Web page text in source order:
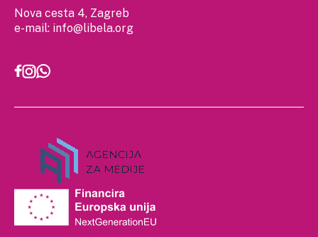
Nova cesta 4, Zagreb
e-mail: info@libela.org